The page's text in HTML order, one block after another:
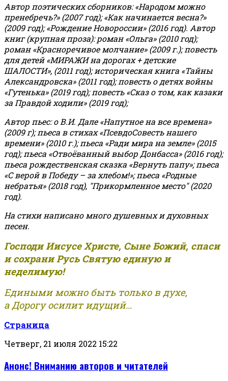
Автор поэтических сборников: «Народом можно
пренебречь?» (2007 год); «Как начинается весна?»
(2009 год); «Рождение Новороссии» (2016 год). Автор
книг (крупная проза): роман «Ольга» (2010 год);
роман «Красноречивое молчание» (2009 г.); повесть
для детей «МИРАЖИ на дорогах + детские
ШАЛОСТИ», (2011 год); историческая книга «Тайны
Александровска» (2011 год); повесть о детях войны
«Гутенька» (2019 год); повесть «Сказ о том, как казаки
за Правдой ходили» (2019 год);
Автор пьес: о В.И. Дале «Напутное на все времена»
(2009 г); пьеса в стихах «ПсевдоСовесть нашего
времени» (2010 г.); пьеса «Ради мира на земле» (2015
год); пьеса «Отвоёванный выбор Донбасса» (2016 год);
пьеса рождественская сказка «Вернуть папу»; пьеса
«С верой в Победу – за хлебом!»;пьеса «Родные
небратья» (2018 год), "Прикормленное место" (2020
год).
На стихи написано много душевных и духовных
песен.
Господи Иисусе Христе, Сыне Божий, спаси
и сохрани Русь Святую единую и
неделимую!
Едиными можно быть только в духе,
а Дорогу осилит идущий...
Страница
Четверг, 21 июля 2022 15:22
Анонс! Вниманию авторов и читателей